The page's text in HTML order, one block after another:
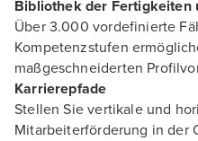
Bibliothek der Fertigkeiten
Über 3.000 vordefinierte
Kompetenzstufen
maßgeschneiderten
Karrierepfade
Stellen Sie vertikale und
Mitarbeiterförderung in der